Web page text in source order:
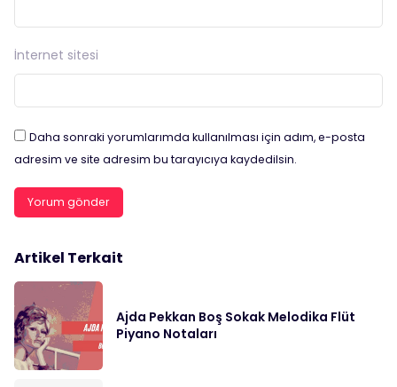
İnternet sitesi
Daha sonraki yorumlarımda kullanılması için adım, e-posta
adresim ve site adresim bu tarayıcıya kaydedilsin.
Artikel Terkait
Ajda Pekkan Boş Sokak Melodika Flüt
Piyano Notaları